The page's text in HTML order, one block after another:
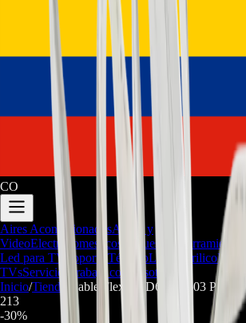
CO
Aires AcondicionadosAudio y
VideoElectrodomesticos Repuestos/Herramientas
Led para TV
Soporte TécnicoLGP/Acrilico
TVsServicios Trabaja con nosotros
Inicio/Tienda /
Cable Flex EAD63990503 Para
213
-30%